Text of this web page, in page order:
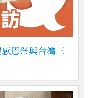
恩祭與台灣三